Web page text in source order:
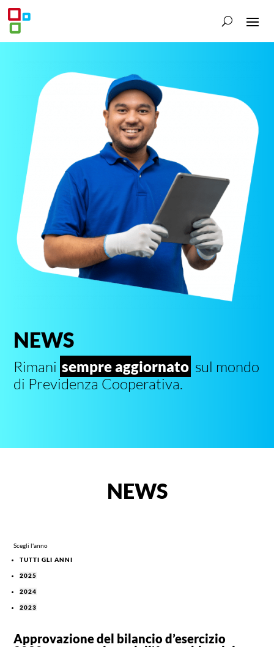
NEWS
Rimani sempre aggiornato sul mondo
di Previdenza Cooperativa.
NEWS
Scegli l'anno
TUTTI GLI ANNI
2025
2024
2023
Approvazione del bilancio d’esercizio